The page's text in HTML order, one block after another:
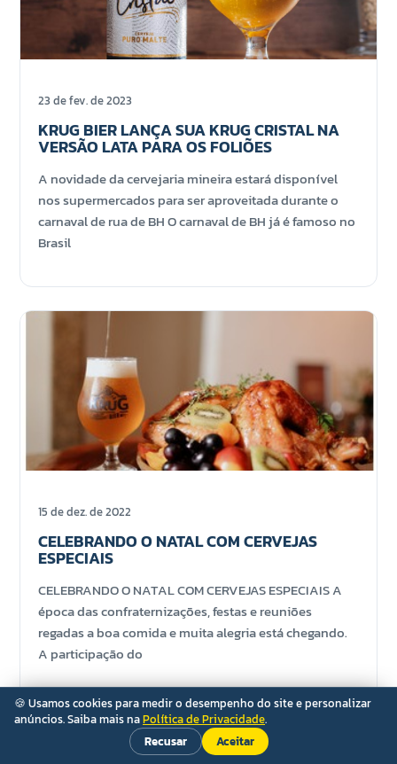
23 de fev. de 2023
KRUG BIER LANÇA SUA KRUG CRISTAL NA
VERSÃO LATA PARA OS FOLIÕES
A novidade da cervejaria mineira estará disponível
nos supermercados para ser aproveitada durante o
carnaval de rua de BH O carnaval de BH já é famoso no
Brasil
15 de dez. de 2022
CELEBRANDO O NATAL COM CERVEJAS
ESPECIAIS
CELEBRANDO O NATAL COM CERVEJAS ESPECIAIS A
época das confraternizações, festas e reuniões
regadas a boa comida e muita alegria está chegando.
A participação do
🍪 Usamos cookies para medir o desempenho do site e personalizar
anúncios. Saiba mais naPolítica de Privacidade.
Recusar
Aceitar